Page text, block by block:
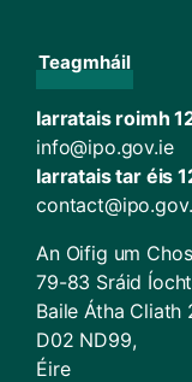
Teagmháil
Iarratais roimh
info@ipo.gov.ie
Iarratais tar éis
An Oifig um
79-83 Sráid
Baile Átha Cliath
D02 ND99,
Éire